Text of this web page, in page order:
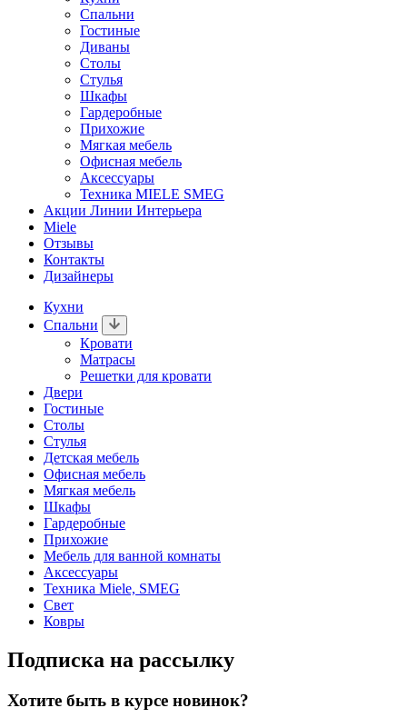
Спальни
Гостиные
Диваны
Столы
Стулья
Шкафы
Гардеробные
Прихожие
Мягкая мебель
Офисная мебель
Аксессуары
Техника MIELE SMEG
Акции Линии Интерьера
Miele
Отзывы
Контакты
Дизайнеры
Кухни
Спальни
Кровати
Матрасы
Решетки для кровати
Двери
Гостиные
Столы
Стулья
Детская мебель
Офисная мебель
Мягкая мебель
Шкафы
Гардеробные
Прихожие
Мебель для ванной комнаты
Аксессуары
Техника Miele, SMEG
Свет
Ковры
Подписка на рассылку
Хотите быть в курсе новинок?